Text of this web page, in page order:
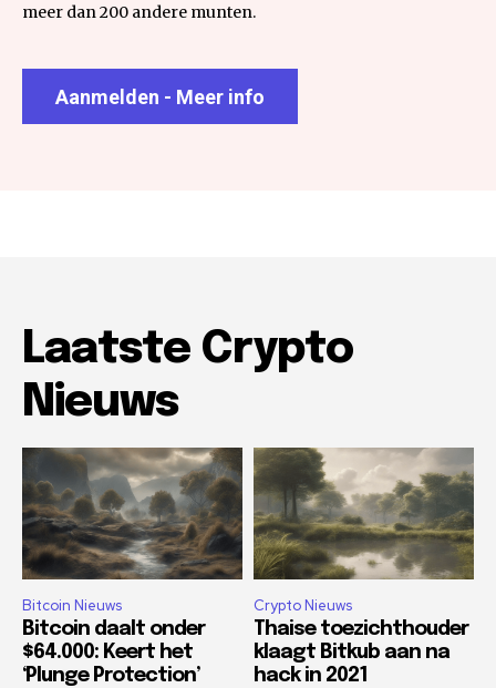
meer dan 200 andere munten.
Aanmelden - Meer info
Laatste Crypto
Nieuws
Bitcoin Nieuws
Bitcoin daalt onder
$64.000: Keert het
‘Plunge Protection’
Crypto Nieuws
Thaise toezichthouder
klaagt Bitkub aan na
hack in 2021